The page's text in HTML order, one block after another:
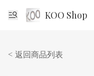
KOO Shop
< 返回商品列表